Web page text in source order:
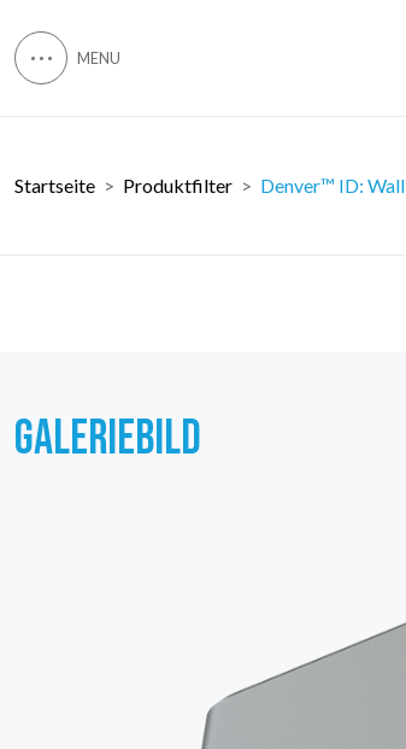
Startseite Produktfilter Denver™ ID: Wall
GALERIEBILD